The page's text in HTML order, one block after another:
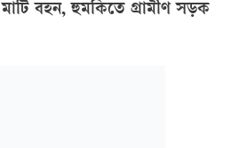
মাটি বহন, হুমকিতে গ্রামীণ সড়ক